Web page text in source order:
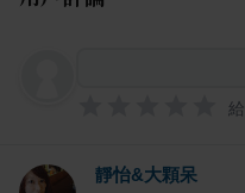
靜怡&大顆呆